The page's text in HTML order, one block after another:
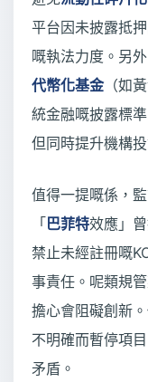
平台因未披露抵
嘅執法力度。另外
代幣化基金（如
統金融嘅披露標
但同時提升機構
值得一提嘅係，
「 巴菲特效應」
禁止未經註冊嘅
事責任。呢類規
擔心會阻礙創新
不明確而暫停項
矛盾。